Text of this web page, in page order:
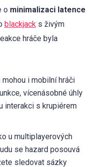
o minimalizaci latence
blackjack s živým
hráče byla
mohou i mobilní hráči
vícenásobné úhly
interakci s krupiérem
u multiplayerových
se hazard posouvá
sledovat sázky